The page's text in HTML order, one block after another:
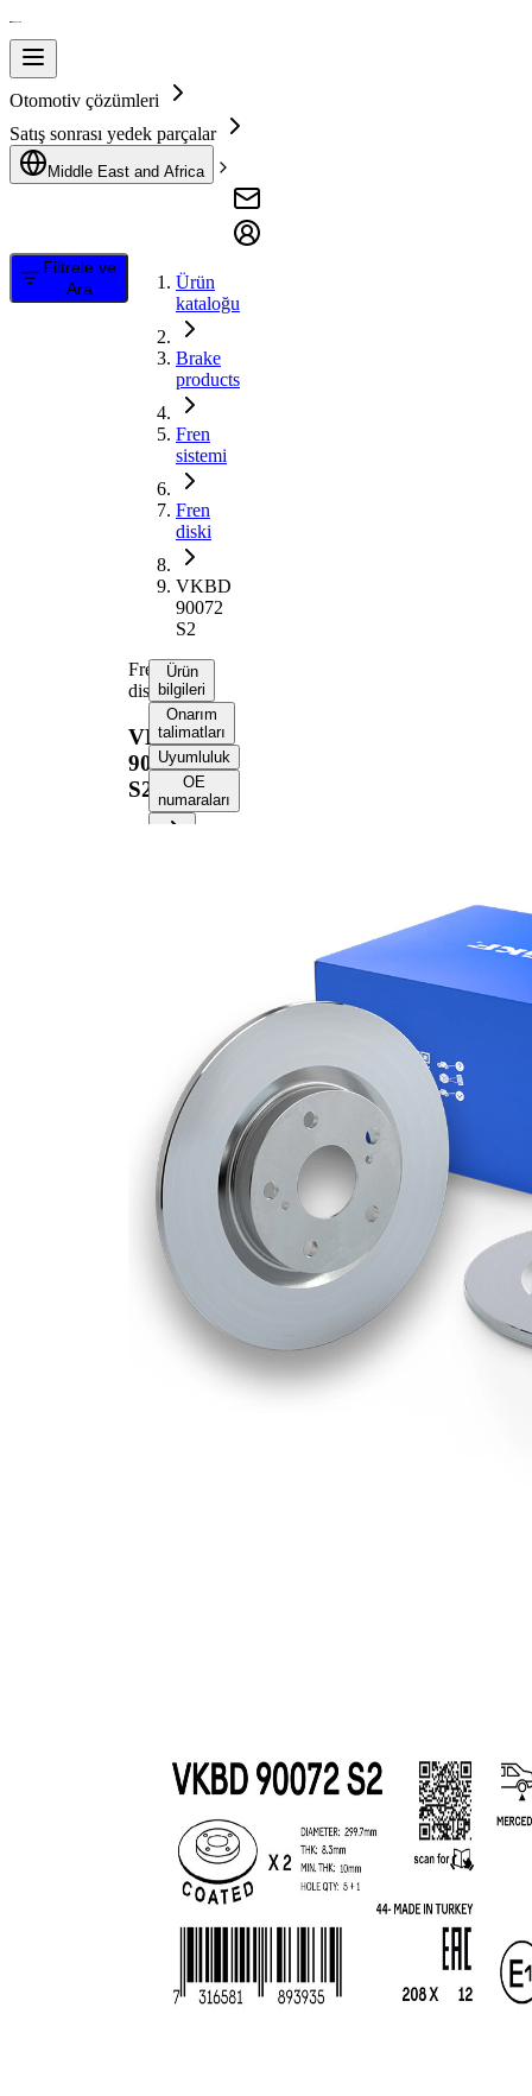
Otomotiv çözümleri
Satış sonrası yedek parçalar
Middle East and Africa
Filtrele ve
Ara
Ürün
kataloğu
Brake
products
Fren
sistemi
Fren
diski
VKBD
90072
S2
Fren
diski
VKBD
90072
S2
Ürün
bilgileri
Onarım
talimatları
Uyumluluk
OE
numaraları
10 mm
kalınlık
Deliklerin
sayısı
1
Dış çap
300 mm
Delik sayısı
5
Merkezleme
67 mm
Delik
çemberi-Ø
112 mm
Üst yüzey
Kaplamalı